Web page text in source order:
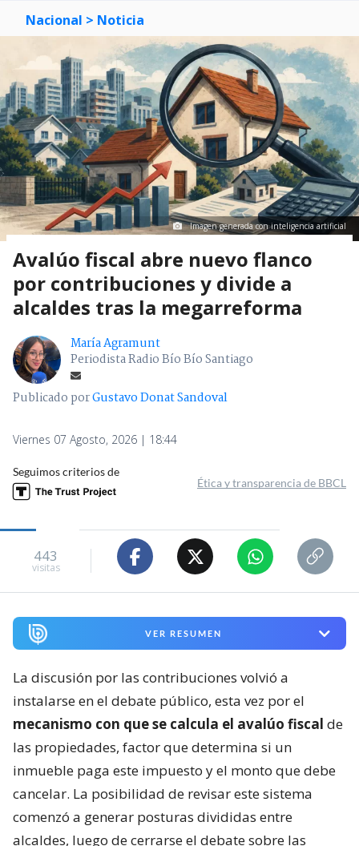
Nacional > Noticia
Imagen generada con inteligencia artificial
Avalúo fiscal abre nuevo flanco
por contribuciones y divide a
alcaldes tras la megarreforma
María Agramunt
Periodista Radio Bío Bío Santiago
Publicado porGustavo Donat Sandoval
Viernes 07 Agosto, 2026 | 18:44
Seguimos criterios de
Ética y transparencia de BBCL
443
visitas
VER RESUMEN
La discusión por las contribuciones volvió a
instalarse en el debate público, esta vez por el
mecanismo con que se calcula el avalúo fiscal de
las propiedades, factor que determina si un
inmueble paga este impuesto y el monto que debe
cancelar. La posibilidad de revisar este sistema
comenzó a generar posturas divididas entre
alcaldes, luego de cerrarse el debate sobre las